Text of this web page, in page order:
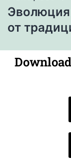
от